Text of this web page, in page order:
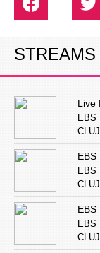
STREAMS
Live
EBS
EBS
EBS
EBS
EBS